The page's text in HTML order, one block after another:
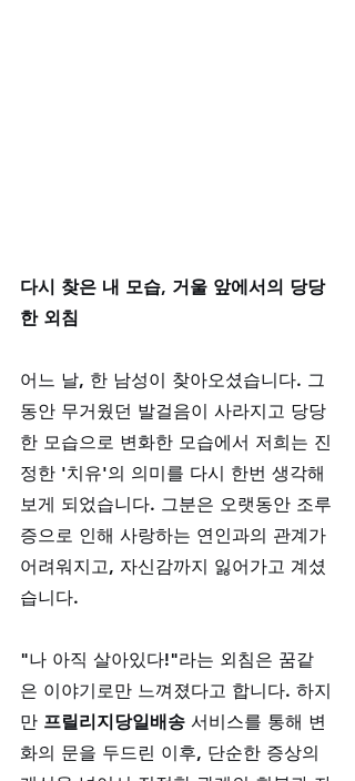
다시 찾은 내 모습, 거울 앞에서의 당당
한 외침
어느 날, 한 남성이 찾아오셨습니다. 그
동안 무거웠던 발걸음이 사라지고 당당
한 모습으로 변화한 모습에서 저희는 진
정한 '치유'의 의미를 다시 한번 생각해
보게 되었습니다. 그분은 오랫동안 조루
증으로 인해 사랑하는 연인과의 관계가
어려워지고, 자신감까지 잃어가고 계셨
습니다.
"나 아직 살아있다!"라는 외침은 꿈같
은 이야기로만 느껴졌다고 합니다. 하지
만 프릴리지당일배송 서비스를 통해 변
화의 문을 두드린 이후, 단순한 증상의